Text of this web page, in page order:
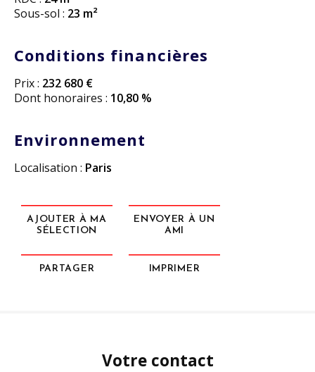
Sous-sol : 23 m²
Conditions financières
Prix : 232 680 €
Dont honoraires : 10,80 %
Environnement
Localisation : Paris
AJOUTER À MA
SÉLECTION
ENVOYER À UN
AMI
PARTAGER IMPRIMER
Votre contact